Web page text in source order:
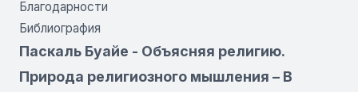
Благодарности
Библиография
Паскаль Буайе - Объясняя религию.
Природа религиозного мышления – В